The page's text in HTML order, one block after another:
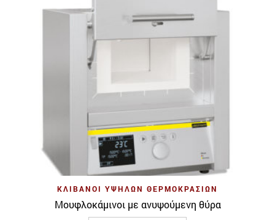
ΚΛΊΒΑΝΟΙ ΥΨΗΛΏΝ ΘΕΡΜΟΚΡΑΣΙΏΝ
Μουφλοκάμινοι με ανυψούμενη θύρα